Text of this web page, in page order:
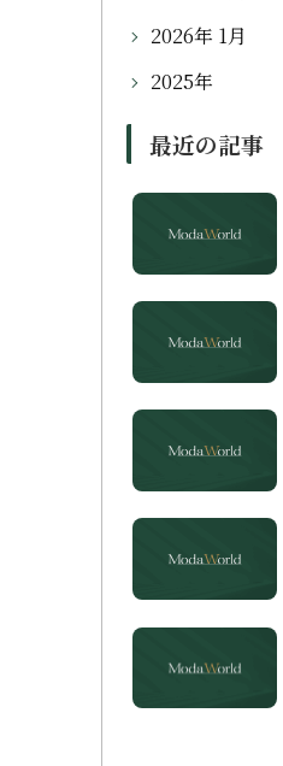
2026年 1月
2025年
最近の記事